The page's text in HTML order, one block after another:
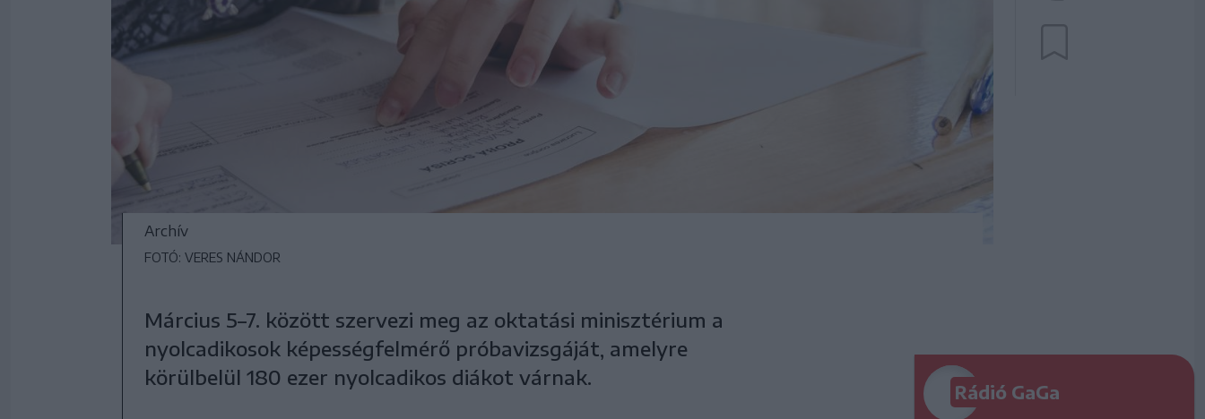
Archív
FOTÓ: VERES NÁNDOR
Március 5–7. között szervezi meg az oktatási minisztérium a
nyolcadikosok képességfelmérő próbavizsgáját, amelyre
körülbelül 180 ezer nyolcadikos diákot várnak.
Rádió GaGa